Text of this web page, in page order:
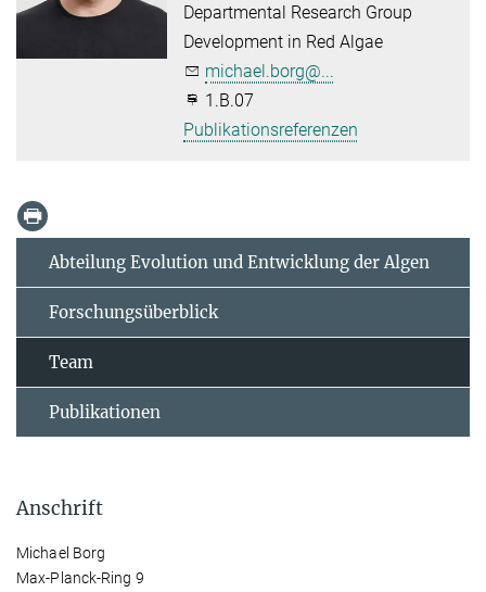
Departmental Research Group
Development in Red Algae
michael.borg@...
1.B.07
Publikationsreferenzen
Abteilung Evolution und Entwicklung der Algen
Forschungsüberblick
Team
Publikationen
Anschrift
Michael Borg
Max-Planck-Ring 9